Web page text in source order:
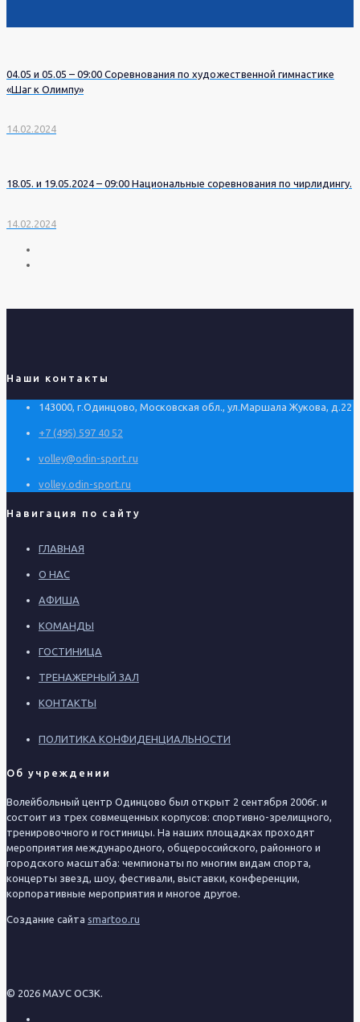
04.05 и 05.05 – 09:00 Соревнования по художественной гимнастике
«Шаг к Олимпу»
14.02.2024
18.05. и 19.05.2024 – 09:00 Национальные соревнования по чирлидингу.
14.02.2024
Наши контакты
143000, г.Одинцово, Московская обл., ул.Маршала Жукова, д.22
+7 (495) 597 40 52
volley@odin-sport.ru
volley.odin-sport.ru
Навигация по сайту
ГЛАВНАЯ
О НАС
АФИША
КОМАНДЫ
ГОСТИНИЦА
ТРЕНАЖЕРНЫЙ ЗАЛ
КОНТАКТЫ
ПОЛИТИКА КОНФИДЕНЦИАЛЬНОСТИ
Об учреждении
Волейбольный центр Одинцово был открыт 2 сентября 2006г. и
состоит из трех совмещенных корпусов: спортивно-зрелищного,
тренировочного и гостиницы. На наших площадках проходят
мероприятия международного, общероссийского, районного и
городского масштаба: чемпионаты по многим видам спорта,
концерты звезд, шоу, фестивали, выставки, конференции,
корпоративные мероприятия и многое другое.
Создание сайта smartoo.ru
© 2026 МАУС ОСЗК.